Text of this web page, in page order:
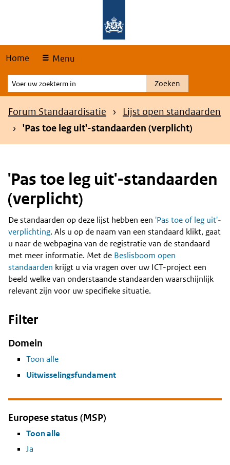
Home Menu
Voer
uw
zoekterm
Zoeken
Kruimelpad
Forum Standaardisatie
Lijst open standaarden
'Pas toe leg uit'-standaarden (verplicht)
'Pas toe leg uit'-standaarden
(verplicht)
Content
De standaarden op deze lijst hebben een 'Pas toe of leg uit'-
verplichting. Als u op de naam van een standaard klikt, gaat
u naar de webpagina van de registratie van de standaard
met meer informatie. Met de Beslisboom open
standaarden krijgt u via vragen over uw ICT-project een
beeld welke van onderstaande standaarden waarschijnlijk
relevant zijn voor uw specifieke situatie.
Filter
Domein
Toon alle
Uitwisselingsfundament
Europese status (MSP)
Toon alle
Ja